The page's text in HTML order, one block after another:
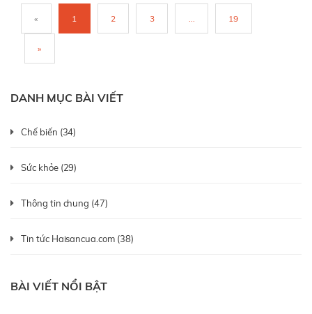
« 1 2 3 ... 19
»
DANH MỤC BÀI VIẾT
Chế biến (34)
Sức khỏe (29)
Thông tin chung (47)
Tin tức Haisancua.com (38)
BÀI VIẾT NỔI BẬT